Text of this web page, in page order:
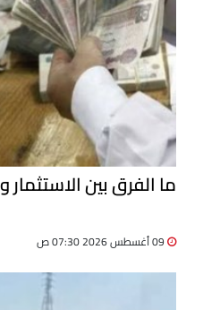
ما الفرق بين